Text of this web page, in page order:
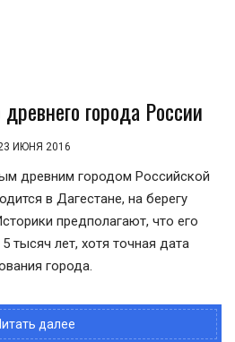
города России
ИЮНЯ 2016
древним городом Российской
в Дагестане, на берегу
предполагают, что его
тысяч лет, хотя точная дата
города.
далее